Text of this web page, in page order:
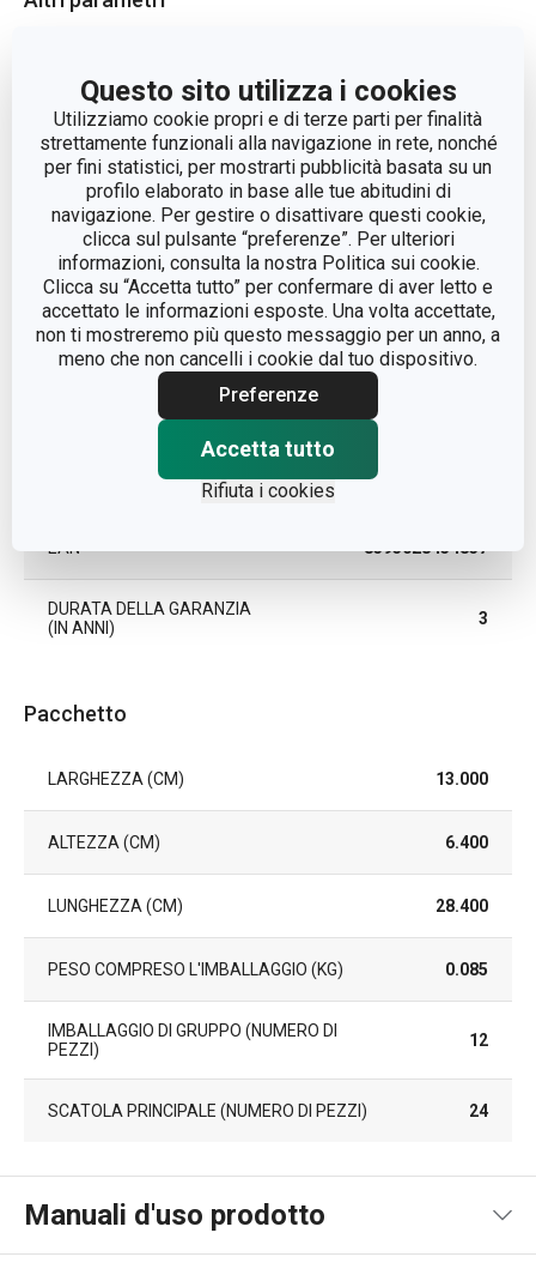
Questo sito utilizza i cookies
Utilizziamo cookie propri e di terze parti per finalità
strettamente funzionali alla navigazione in rete, nonché
per fini statistici, per mostrarti pubblicità basata su un
profilo elaborato in base alle tue abitudini di
navigazione. Per gestire o disattivare questi cookie,
clicca sul pulsante “preferenze”. Per ulteriori
informazioni, consulta la nostra Politica sui cookie.
Clicca su “Accetta tutto” per confermare di aver letto e
accettato le informazioni esposte. Una volta accettate,
non ti mostreremo più questo messaggio per un anno, a
meno che non cancelli i cookie dal tuo dispositivo.
Preferenze
Accetta tutto
Rifiuta i cookies
CATEGORIA
decorazione di torte e
biscotti
LINEA DI PRODOTTO DELÍCIA
MATERIALE plastica
TIPO utensili per decorare
LAVASTOVIGLIE
EAN 8595028454857
DURATA DELLA GARANZIA
(IN ANNI)
3
Pacchetto
LARGHEZZA (CM) 13.000
ALTEZZA (CM) 6.400
LUNGHEZZA (CM) 28.400
PESO COMPRESO L'IMBALLAGGIO (KG) 0.085
IMBALLAGGIO DI GRUPPO (NUMERO DI
PEZZI)
12
SCATOLA PRINCIPALE (NUMERO DI PEZZI) 24
Manuali d'uso prodotto